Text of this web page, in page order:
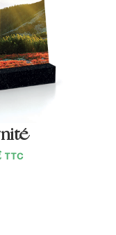
TTC